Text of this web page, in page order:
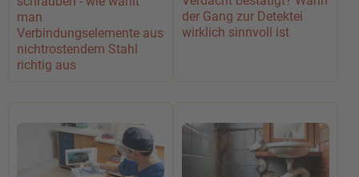
man
Verbindungselemente aus
nichtrostendem Stahl
richtig aus
der Gang zur Detektei
wirklich sinnvoll ist